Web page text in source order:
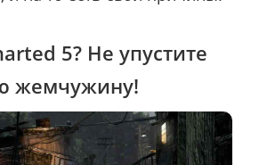
5? Не упустите
жемчужину!